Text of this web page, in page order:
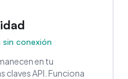
conexión
en tu
claves API. Funciona